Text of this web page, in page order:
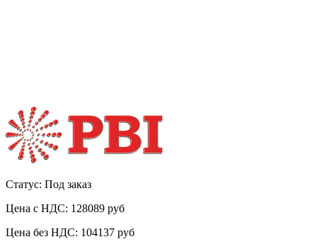
Статус: Под заказ
Цена с НДС: 128089 руб
Цена без НДС: 104137 руб